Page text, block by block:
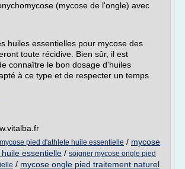
(mycose de l'ongle) avec
huiles essentielles pour mycose des
toute récidive. Bien sûr, il est
connaître le bon dosage d'huiles
à ce type et de respecter un temps
mycose pied d'athlete huile essentielle / mycose
essentielle / soigner mycose ongle pied
/ mycose ongle pied traitement naturel